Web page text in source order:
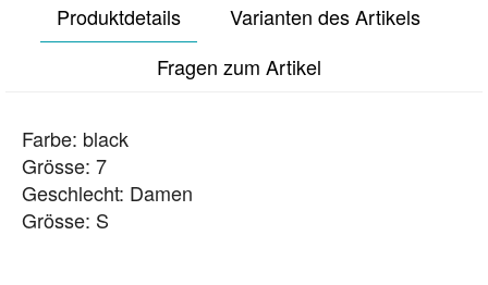
Produktdetails
Varianten des Artikels
Fragen zum Artikel
Farbe: black
Grösse: 7
Geschlecht: Damen
Grösse: S